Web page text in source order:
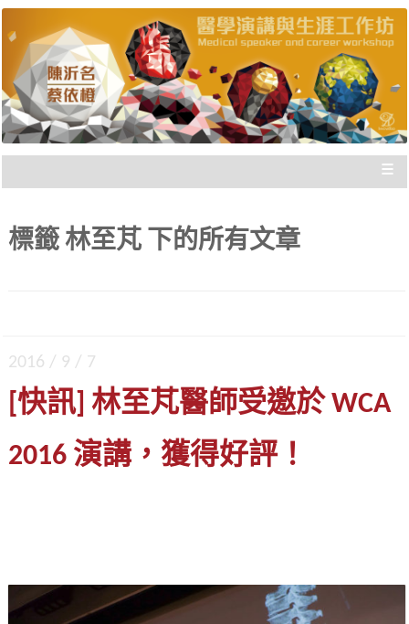
醫學演講與生涯工作坊 |
新思惟國際
陳沂名醫師與蔡依橙醫師，把國際參與經驗歸
納，與您分享，給您走向國際的實際建議，刻畫
出「不枉此生」的專業經歷！
≡
標籤 林至芃 下的所有文章
2016 / 9 / 7
[快訊] 林至芃醫師受邀於 WCA
2016 演講，獲得好評！